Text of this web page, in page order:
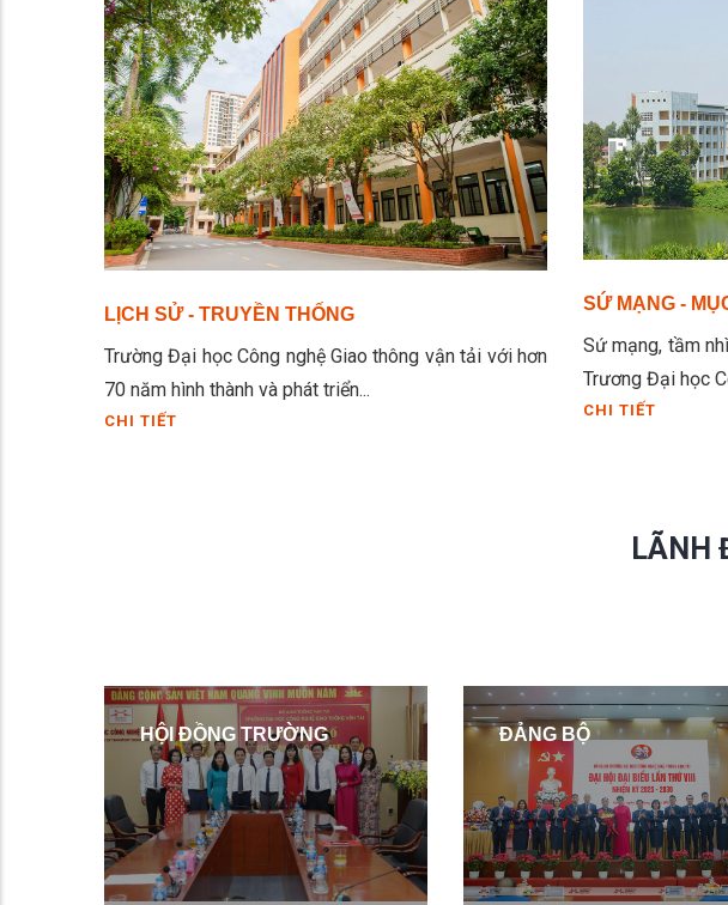
LỊCH SỬ - TRUYỀN THỐNG
Trường Đại học Công nghệ Giao thông vận tải với hơn
70 năm hình thành và phát triển...
CHI TIẾT
SỨ MẠNG -
Sứ mạng, tầm
Trương Đại học
CHI TIẾT
LÃNH
HỘI ĐỒNG TRƯỜNG ĐẢNG BỘ